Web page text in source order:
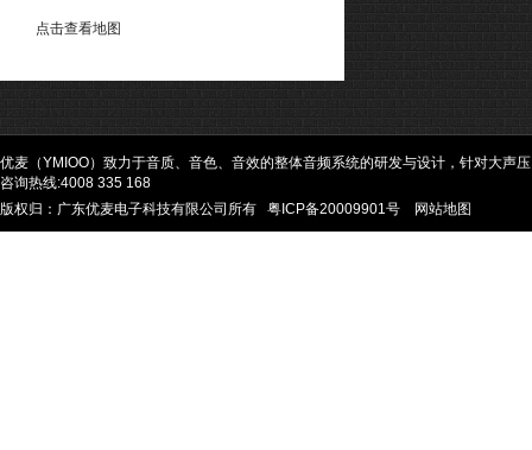
点击查看地图
优麦（YMIOO）致力于音质、音色、音效的整体音频系统的研发与设计，针对大
咨询热线:4008 335 168
版权归：广东优麦电子科技有限公司所有 粤ICP备20009901号 网站地图